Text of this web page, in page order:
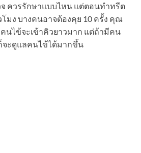
ควรรักษาแบบไหน แต่ตอนทำทรีต
มง บางคนอาจต้องคุย 10 ครั้ง คุณ
นไข้จะเข้าคิวยาวมาก แต่ถ้ามีคน
จะดูแลคนไข้ได้มากขึ้น